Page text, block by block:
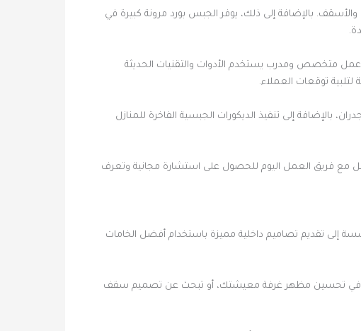
بالإضافة إلى ذلك، يوفر الجبس بورد مرونة كبيرة في
متخصص ومدرب يستخدم الأدوات والتقنيات الحديثة
توقعات العملاء.
إلى تنفيذ الديكورات الجبسية الفاخرة للمنازل
مع فريق العمل اليوم للحصول على استشارة مجانية وتعرف
تقديم تصاميم داخلية مميزة باستخدام أفضل الخامات
في تحسين مظهر غرفة معيشتك، أو تبحث عن تصميم سقف